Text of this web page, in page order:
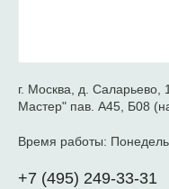
г. Москва, д. Саларьево,
Мастер" пав. А45, Б08
Время работы:
+7 (495) 249-33-31